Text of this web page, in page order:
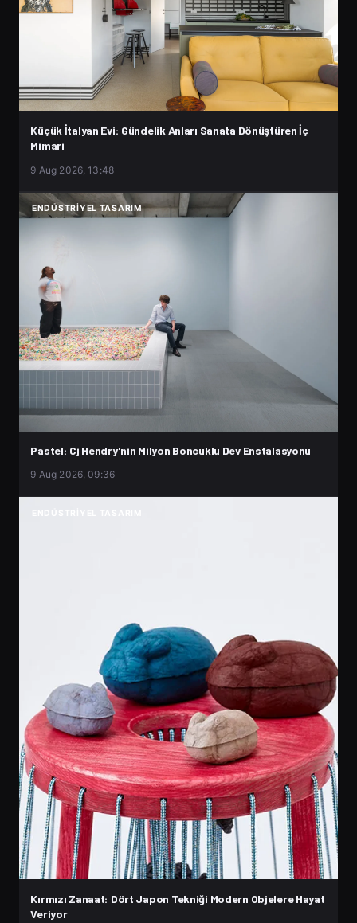
Küçük İtalyan Evi: Gündelik Anları Sanata Dönüştüren İç
Mimari
9 Aug 2026, 13:48
ENDÜSTRIYEL TASARIM
Pastel: Cj Hendry'nin Milyon Boncuklu Dev Enstalasyonu
9 Aug 2026, 09:36
ENDÜSTRIYEL TASARIM
Kırmızı Zanaat: Dört Japon Tekniği Modern Objelere Hayat
Veriyor